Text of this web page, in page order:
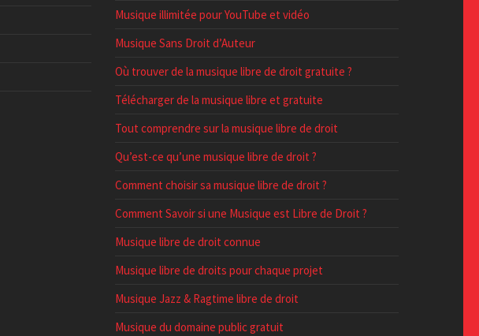
Musique illimitée pour YouTube et vidéo
Musique Sans Droit d’Auteur
Où trouver de la musique libre de droit gratuite ?
Télécharger de la musique libre et gratuite
Tout comprendre sur la musique libre de droit
Qu’est-ce qu’une musique libre de droit ?
Comment choisir sa musique libre de droit ?
Comment Savoir si une Musique est Libre de Droit ?
Musique libre de droit connue
Musique libre de droits pour chaque projet
Musique Jazz & Ragtime libre de droit
Musique du domaine public gratuit